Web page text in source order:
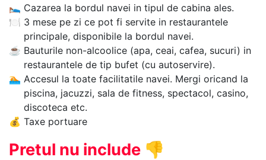
🛌 Cazarea la bordul navei in tipul de cabina ales.
🍽 3 mese pe zi ce pot fi servite in restaurantele
principale, disponibile la bordul navei.
☕ Bauturile non-alcoolice (apa, ceai, cafea, sucuri) in
restaurantele de tip bufet (cu autoservire).
🏊‍ Accesul la toate facilitatile navei. Mergi oricand la
piscina, jacuzzi, sala de fitness, spectacol, casino,
discoteca etc.
💰 Taxe portuare
Pretul nu include 👎